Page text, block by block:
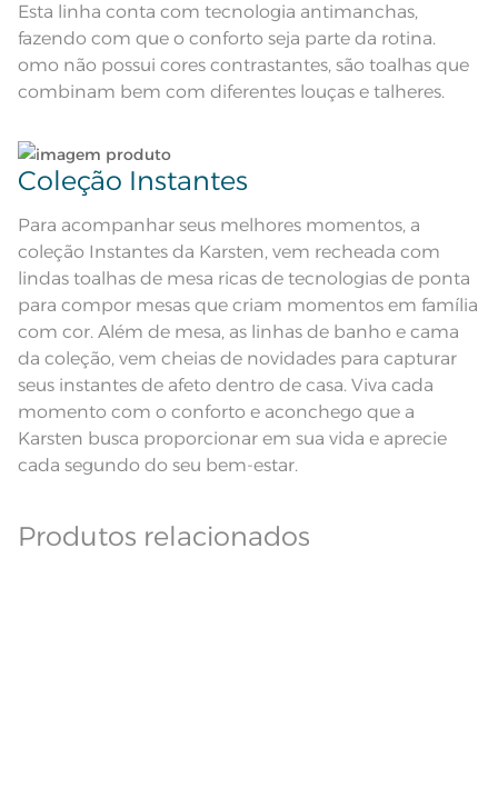
Branco
Itens Inclusos 1 Toalha de Mesa
Acabamento
Instruções de Lavagem
Lavação a 60ºC; Proibido alvejar;
Secar em tambor com
temperatura maxima de 60ºC;
Ferro de passar com temperatura
maxima de 150ºC; Proibido lavar a
Modelo Retangular
Linha Nature Jacquard
Esta linha conta com tecnologia antimanchas,
fazendo com que o conforto seja parte da rotina.
omo não possui cores contrastantes, são toalhas que
combinam bem com diferentes louças e talheres.
Coleção Instantes
Para acompanhar seus melhores momentos, a
coleção Instantes da Karsten, vem recheada com
lindas toalhas de mesa ricas de tecnologias de ponta
para compor mesas que criam momentos em família
com cor. Além de mesa, as linhas de banho e cama
da coleção, vem cheias de novidades para capturar
seus instantes de afeto dentro de casa. Viva cada
momento com o conforto e aconchego que a
Karsten busca proporcionar em sua vida e aprecie
cada segundo do seu bem-estar.
Produtos relacionados